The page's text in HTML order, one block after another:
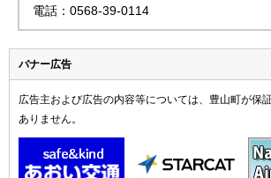
電話：0568-39-0114
バナー広告
広告主および広告の内容等については、豊山町が保
ありません。